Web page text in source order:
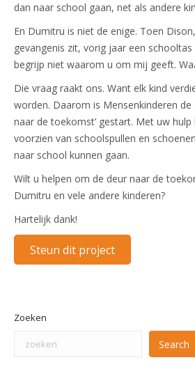
dan naar school gaan, net als andere
En Dumitru is niet de enige. Toen
gevangenis zit, vorig jaar een schooltas
begrijp niet waarom u om mij geeft.
Die vraag raakt ons. Want elk kind
worden. Daarom is Mensenkinderen de
naar de toekomst’ gestart. Met uw hulp
voorzien van schoolspullen en
naar school kunnen gaan.
Wilt u helpen om de deur naar de
Dumitru en vele andere kinderen?
Hartelijk dank!
Steun dit project
Zoeken
Search